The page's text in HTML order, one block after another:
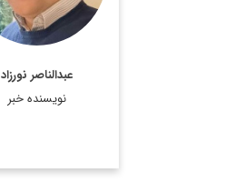
عبدالناصر نورزاد
نویسنده خبر